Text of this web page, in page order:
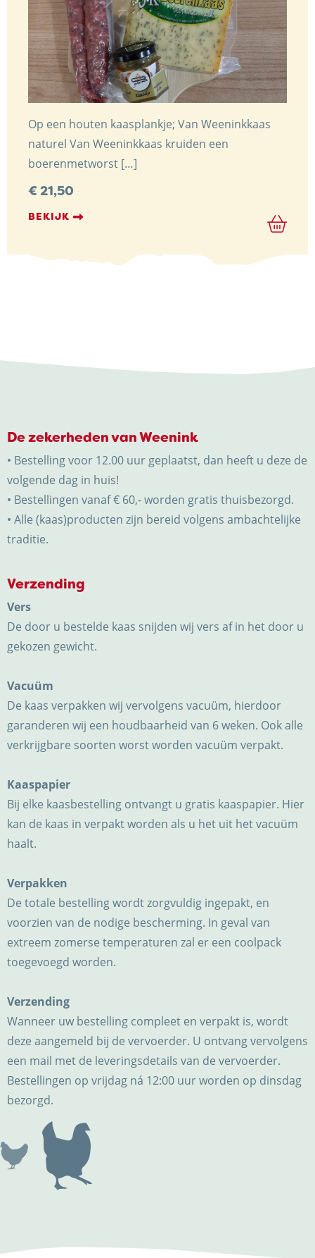
Op een houten kaasplankje; Van Weeninkkaas
naturel Van Weeninkkaas kruiden een
boerenmetworst […]
€21,50
BEKIJK
De zekerheden van Weenink
• Bestelling voor 12.00 uur geplaatst, dan heeft u deze de
volgende dag in huis!
• Bestellingen vanaf € 60,- worden gratis thuisbezorgd.
• Alle (kaas)producten zijn bereid volgens ambachtelijke
traditie.
Verzending
Vers
De door u bestelde kaas snijden wij vers af in het door u
gekozen gewicht.
Vacuüm
De kaas verpakken wij vervolgens vacuüm, hierdoor
garanderen wij een houdbaarheid van 6 weken. Ook alle
verkrijgbare soorten worst worden vacuüm verpakt.
Kaaspapier
Bij elke kaasbestelling ontvangt u gratis kaaspapier. Hier
kan de kaas in verpakt worden als u het uit het vacuüm
haalt.
Verpakken
De totale bestelling wordt zorgvuldig ingepakt, en
voorzien van de nodige bescherming. In geval van
extreem zomerse temperaturen zal er een coolpack
toegevoegd worden.
Verzending
Wanneer uw bestelling compleet en verpakt is, wordt
deze aangemeld bij de vervoerder. U ontvang vervolgens
een mail met de leveringsdetails van de vervoerder.
Bestellingen op vrijdag ná 12:00 uur worden op dinsdag
bezorgd.